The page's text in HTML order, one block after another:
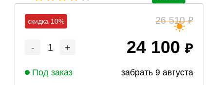
скидка 10% 26 510
- 1 + 24 100
Под заказ забрать 9 августа